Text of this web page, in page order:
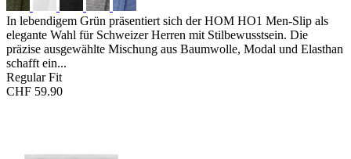
In lebendigem Grün präsentiert sich der HOM HO1 Men-Slip als
elegante Wahl für Schweizer Herren mit Stilbewusstsein. Die
präzise ausgewählte Mischung aus Baumwolle, Modal und Elasthan
schafft ein...
Regular Fit
CHF 59.90